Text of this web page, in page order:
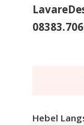
Hebel